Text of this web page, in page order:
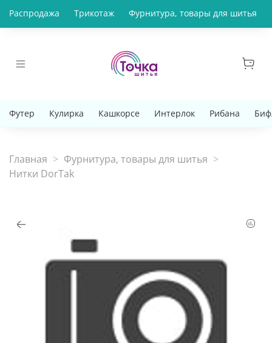
Распродажа Трикотаж Фурнитура, товары для шитья
Футер Кулирка Кашкорсе Интерлок Рибана
Главная
Фурнитура, товары для шитья
Нитки DorTak